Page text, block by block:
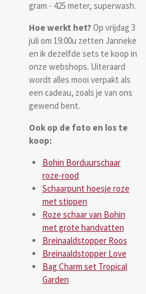
gram - 425 meter, superwash.
Hoe werkt het?Op vrijdag 3
juli om 19:00u zetten Janneke
en ik dezelfde sets te koop in
onze webshops. Uiteraard
wordt alles mooi verpakt als
een cadeau, zoals je van ons
gewend bent.
Ook op de foto en los te
koop:
Bohin Borduurschaar
roze-rood
Schaarpunt hoesje roze
met stippen
Roze schaar van Bohin
met grote handvatten
Breinaaldstopper Roos
Breinaaldstopper Love
Bag Charm set Tropical
Garden